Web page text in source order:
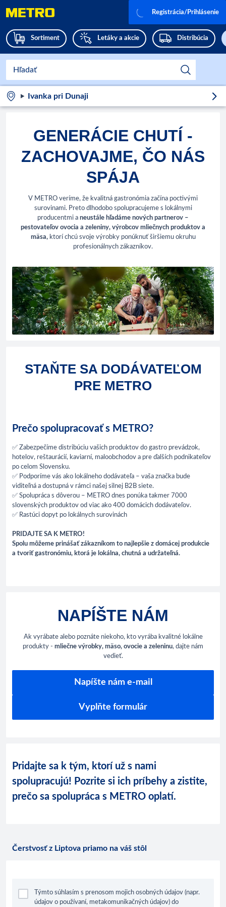
Sortiment Letáky a akcie Distribúcia
Registrácia/Prihlásenie
Ivanka pri Dunaji
GENERÁCIE CHUTÍ -
ZACHOVAJME, ČO NÁS
SPÁJA
V METRO veríme, že kvalitná gastronómia začína poctivými
surovinami. Preto dlhodobo spolupracujeme s lokálnymi
producentmi a neustále hľadáme nových partnerov –
pestovateľov ovocia a zeleniny, výrobcov mliečnych produktov a
mäsa,ktorí chcú svoje výrobky ponúknuť širšiemu okruhu
profesionálnych zákazníkov.
STAŇTE SA DODÁVATEĽOM
PRE METRO
Prečo spolupracovať s METRO?
✅ Zabezpečíme distribúciu vašich produktov do gastro prevádzok,
hotelov, reštaurácií, kaviarní, maloobchodov a pre ďalších podnikateľov
po celom Slovensku.
✅ Podporíme vás ako lokálneho dodávateľa – vaša značka bude
viditeľná a dostupná v rámci našej silnej B2B siete.
✅ Spolupráca s dôverou – METRO dnes ponúka takmer 7000
slovenských produktov od viac ako 400 domácich dodávateľov.
✅ Rastúci dopyt po lokálnych surovinách
PRIDAJTE SA K METRO!
Spolu môžeme prinášať zákazníkom to najlepšie z domácej produkcie
a tvoriť gastronómiu, ktorá je lokálna, chutná a udržateľná.
NAPÍŠTE NÁM
Ak vyrábate alebo poznáte niekoho, kto vyrába kvalitné lokálne
produkty - mliečne výrobky, mäso, ovocie a zeleninu, dajte nám
vedieť.
Napíšte nám e-mail
Vyplňte formulár
Pridajte sa k tým, ktorí už s nami
spolupracujú! Pozrite si ich príbehy a zistite,
prečo sa spolupráca s METRO oplatí.
Čerstvosť z Liptova priamo na váš stôl
Týmto súhlasím s prenosom mojich osobných údajov (napr.
údajov o používaní, metakomunikačných údajov) do